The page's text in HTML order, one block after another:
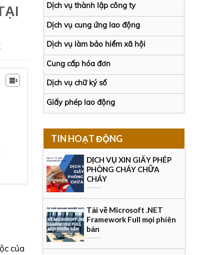
của
Dịch vụ thành lập công ty
Dịch vụ cung ứng lao động
Dịch vụ làm bảo hiểm xã hội
Cung cấp hóa đơn
Dịch vụ chữ ký số
Giấy phép lao động
TIN HOẠT ĐỘNG
DỊCH VỤ XIN GIẤY PHÉP
PHÒNG CHÁY CHỮA
CHÁY
Tải về Microsoft .NET
Framework Full mọi phiên
bản